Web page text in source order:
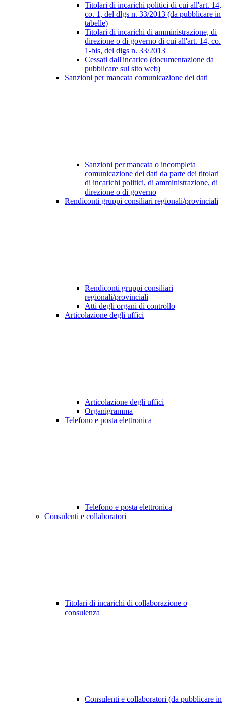
Titolari di incarichi politici di cui all'art. 14,
co. 1, del dlgs n. 33/2013 (da pubblicare in
tabelle)
Titolari di incarichi di amministrazione, di
direzione o di governo di cui all'art. 14, co.
1-bis, del dlgs n. 33/2013
Cessati dall'incarico (documentazione da
pubblicare sul sito web)
Sanzioni per mancata comunicazione dei dati
Sanzioni per mancata o incompleta
comunicazione dei dati da parte dei titolari
di incarichi politici, di amministrazione, di
direzione o di governo
Rendiconti gruppi consiliari regionali/provinciali
Rendiconti gruppi consiliari
regionali/provinciali
Atti degli organi di controllo
Articolazione degli uffici
Articolazione degli uffici
Organigramma
Telefono e posta elettronica
Telefono e posta elettronica
Consulenti e collaboratori
Titolari di incarichi di collaborazione o
consulenza
Consulenti e collaboratori (da pubblicare in